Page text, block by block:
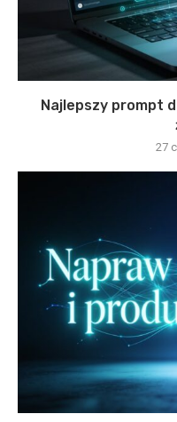
Najlepszy prompt
27